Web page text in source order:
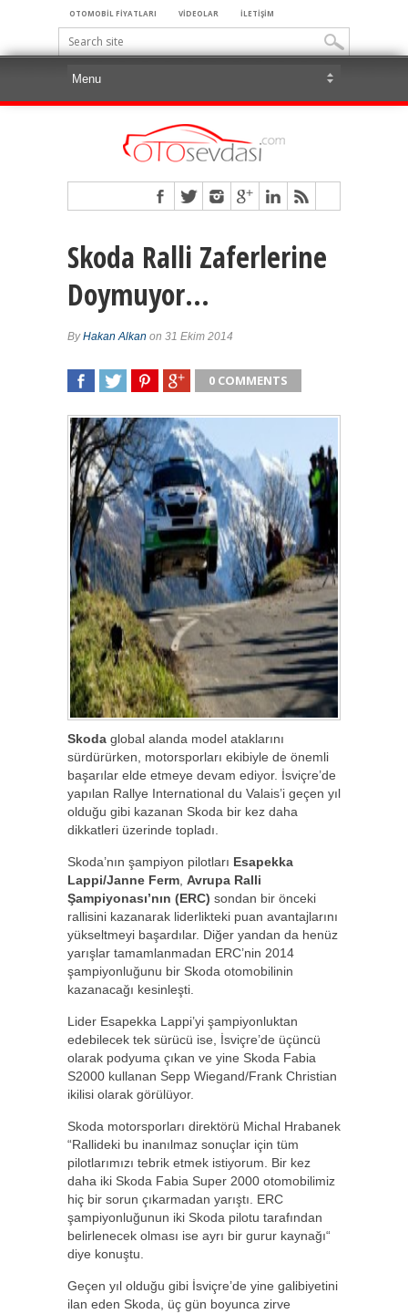
OTOMOBİL FİYATLARI VİDEOLAR İLETİŞİM
Skoda Ralli Zaferlerine
Doymuyor…
ByHakan Alkan on 31 Ekim 2014
0 COMMENTS
Skoda global alanda model ataklarını
sürdürürken, motorsporları ekibiyle de önemli
başarılar elde etmeye devam ediyor. İsviçre’de
yapılan Rallye International du Valais’i geçen yıl
olduğu gibi kazanan Skoda bir kez daha
dikkatleri üzerinde topladı.
Skoda’nın şampiyon pilotları Esapekka
Lappi/Janne Ferm Avrupa Ralli
Şampiyonası’nın (ERC) sondan bir önceki
rallisini kazanarak liderlikteki puan avantajlarını
yükseltmeyi başardılar. Diğer yandan da henüz
yarışlar tamamlanmadan ERC’nin 2014
şampiyonluğunu bir Skoda otomobilinin
kazanacağı kesinleşti.
Lider Esapekka Lappi’yi şampiyonluktan
edebilecek tek sürücü ise, İsviçre’de üçüncü
olarak podyuma çıkan ve yine Skoda Fabia
S2000 kullanan Sepp Wiegand/Frank Christian
ikilisi olarak görülüyor.
Skoda motorsporları direktörü Michal Hrabanek
“Rallideki bu inanılmaz sonuçlar için tüm
pilotlarımızı tebrik etmek istiyorum. Bir kez
daha iki Skoda Fabia Super 2000 otomobilimiz
hiç bir sorun çıkarmadan yarıştı. ERC
şampiyonluğunun iki Skoda pilotu tarafından
belirlenecek olması ise ayrı bir gurur kaynağı“
diye konuştu.
Geçen yıl olduğu gibi İsviçre’de yine galibiyetini
ilan eden Skoda, üç gün boyunca zirve